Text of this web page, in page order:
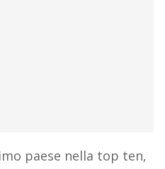
paese nella top ten,